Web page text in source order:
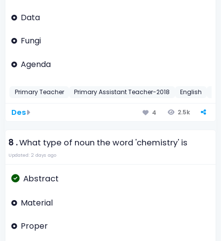
Data
Fungi
Agenda
Primary Teacher Primary Assistant Teacher-2018 English
Des 4 2.5k
8 .What type of noun the word 'chemistry' is
Updated: 2 days ago
Abstract
Material
Proper